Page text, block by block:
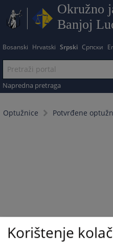
Okružno
Banjoj
Bosanski Hrvatski Srpski Српски
Napredna pretraga
Optužnice Potvrđene
Korištenje